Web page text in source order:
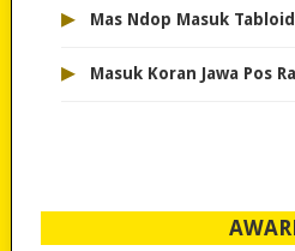
▸ Mas Ndop Masuk
▸ Masuk Koran Jawa Pos